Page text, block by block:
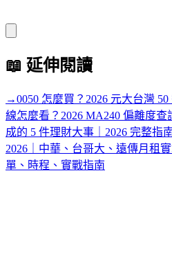
📖 延伸閱讀
→0050 怎麼買？2026 元大台灣
線怎麼看？2026 MA240 偏離度查
成的 5 件理財大事｜2026 完整指
2026｜中華、台哥大、遠傳月租
單、時程、實戰指南